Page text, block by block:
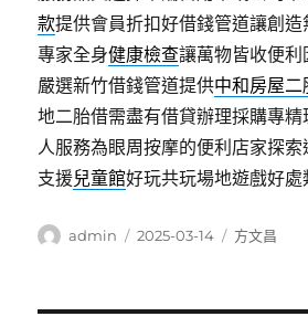
款提供會員折扣好借錢管道讓創
專家全身健康檢查讓萬物皆收便
嚴選新竹借錢管道提供中和房屋二
地二胎借需盡有借貸辦理採購專
人服務為眼周按摩的便利店家探
支援兒童館好玩共玩場地遊戲好處
作
admin
發
2025-03-14
分
方文昌